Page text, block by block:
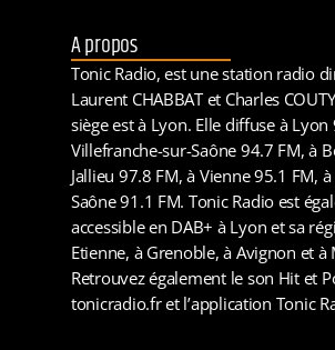
A propos
Tonic Radio, est une station radio
Laurent CHABBAT et Charles
siège est à Lyon. Elle diffuse à Lyon
Villefranche-sur-Saône 94.7 FM, à
Jallieu 97.8 FM, à Vienne 95.1 FM,
Saône 91.1 FM. Tonic Radio est
accessible en DAB+ à Lyon et sa
Etienne, à Grenoble, à Avignon et à
Retrouvez également le son Hit et
tonicradio.fr et l’application Tonic